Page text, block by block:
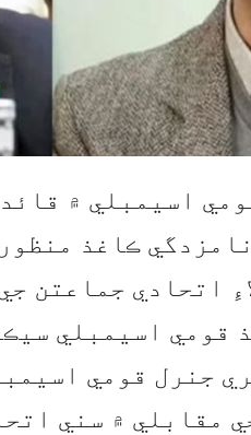
اسيمبلي ۾
ڪاغذ
اتحادي جماعتن
قومي اسيمبلي
جنرل قومي
مقابلي ۾ سني